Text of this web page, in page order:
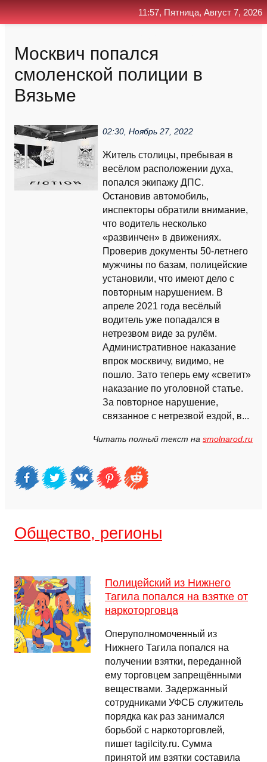
Москвич попался
смоленской полиции в
Вязьме
02:30, Ноябрь 27, 2022
Житель столицы, пребывая в
весёлом расположении духа,
попался экипажу ДПС.
Остановив автомобиль,
инспекторы обратили внимание,
что водитель несколько
«развинчен» в движениях.
Проверив документы 50-летнего
мужчины по базам, полицейские
установили, что имеют дело с
повторным нарушением. В
апреле 2021 года весёлый
водитель уже попадался в
нетрезвом виде за рулём.
Административное наказание
впрок москвичу, видимо, не
пошло. Зато теперь ему «светит»
наказание по уголовной статье.
За повторное нарушение,
связанное с нетрезвой ездой, в...
Читать полный текст на smolnarod.ru
Общество, регионы
Полицейский из Нижнего
Тагила попался на взятке от
наркоторговца
Оперуполномоченный из
Нижнего Тагила попался на
получении взятки, переданной
ему торговцем запрещёнными
веществами. Задержанный
сотрудниками УФСБ служитель
порядка как раз занимался
борьбой с наркоторговлей,
пишет tagilcity.ru. Сумма
принятой им взятки составила
11:57, Пятница, Август 7, 2026